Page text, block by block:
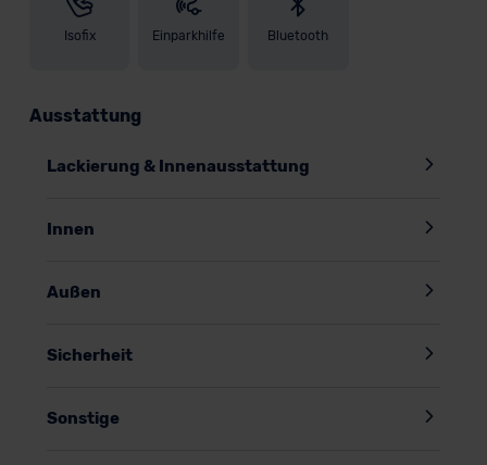
Isofix Einparkhilfe Bluetooth
Ausstattung
Lackierung & Innenausstattung
Innen
Außen
Sicherheit
Sonstige